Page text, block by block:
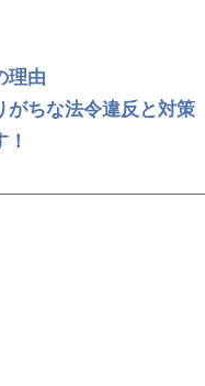
理由
がちな法令違反と対策